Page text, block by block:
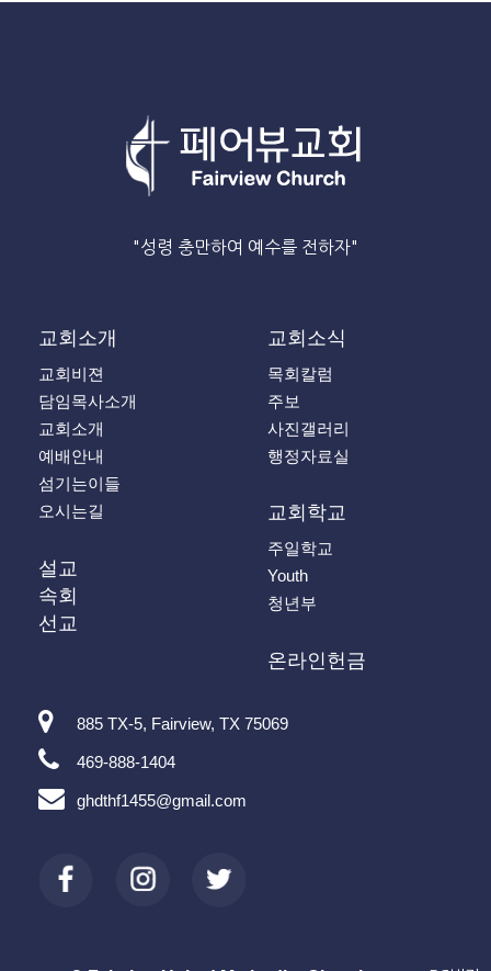
"성령 충만하여 예수를 전하자"
교회소개
교회비젼
담임목사소개
교회소개
예배안내
섬기는이들
오시는길
설교
속회
선교
교회소식
목회칼럼
주보
사진갤러리
행정자료실
교회학교
주일학교
Youth
청년부
온라인헌금
885 TX-5, Fairview, TX 75069
469-888-1404
ghdthf1455@gmail.com